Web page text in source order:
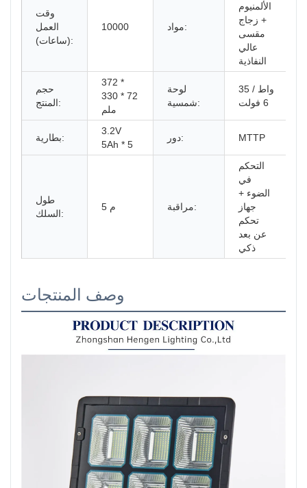
وقت
العمل
(ساعات):
10000 مواد:
الألمنيوم
+ زجاج
مقسى
عالي
النفاذية
حجم
المنتج:
372 *
330 * 72
ملم
لوحة
شمسية:
35 واط /
6 فولت
بطارية:
3.2V
5Ah * 5
دور: MTTP
طول
السلك:
5 م مراقبة:
التحكم
في
الضوء +
جهاز
تحكم
عن بعد
ذكي
وصف المنتجات